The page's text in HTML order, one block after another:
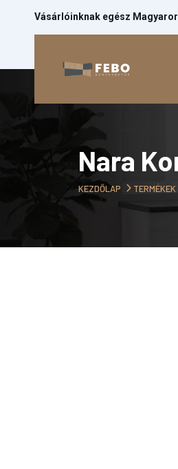
Vásárlóinknak egész
Nara
KEZDŐLAP TERMÉKEK